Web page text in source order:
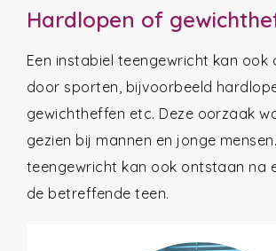
Hardlopen of
Een instabiel teengewricht kan ook
door sporten, bijvoorbeeld
gewichtheffen etc. Deze oorzaak
gezien bij mannen en jonge
teengewricht kan ook ontstaan na
de betreffende teen.